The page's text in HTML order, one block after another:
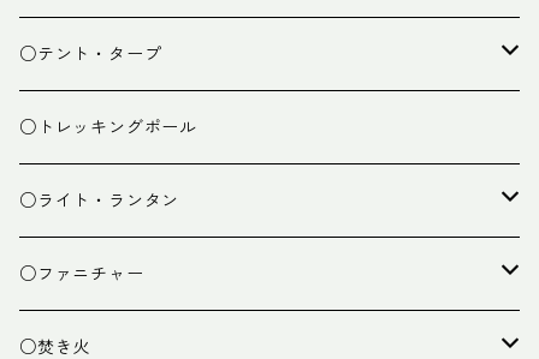
スタッフバッグ
ザック小物
クッカー
バーナー
カトラリー
クッキング小物
○テント・タープ
テント
タープ
ペグ・ハンマー・小物
○トレッキングポール
○ライト・ランタン
ライト
ランタン
○ファニチャー
テーブル
○焚き火